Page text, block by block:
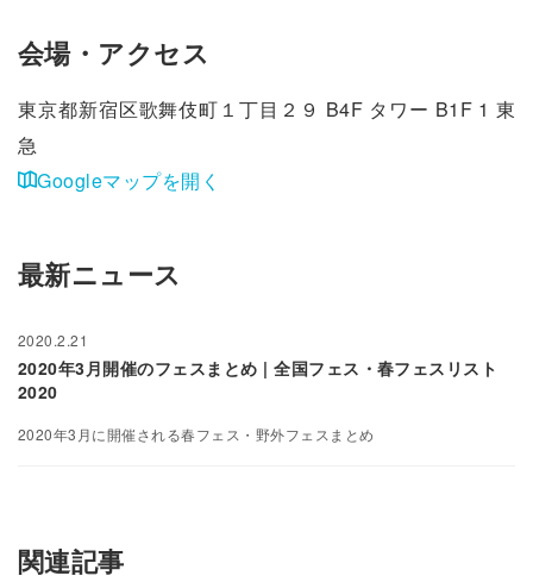
会場・アクセス
東京都新宿区歌舞伎町１丁目２９ B4F タワー B1F 1 東
急
Googleマップを開く
最新ニュース
2020.2.21
2020年3月開催のフェスまとめ | 全国フェス・春フェスリスト
2020
2020年3月に開催される春フェス・野外フェスまとめ
関連記事